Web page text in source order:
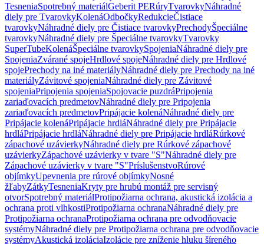
TesneniaSpotrebný materiálGeberit PERúryTvarovkyNáhradné
diely pre TvarovkyKolenáOdbočkyRedukcieČistiace
tvarovkyNáhradné diely pre Čistiace tvarovkyPrechodyŠpeciálne
tvarovkyNáhradné diely pre Špeciálne tvarovkyTvarovky
SuperTubeKolenáŠpeciálne tvarovkySpojeniaNáhradné diely pre
SpojeniaZvárané spojeHrdlové spojeNáhradné diely pre Hrdlové
spojePrechody na iné materiályNáhradné diely pre Prechody na iné
materiályZávitové spojeniaNáhradné diely pre Závitové
spojeniaPripojenia spojeniaSpojovacie puzdráPripojenia
zariaďovacích predmetovNáhradné diely pre Pripojenia
zariaďovacích predmetovPripájacie kolenáNáhradné diely pre
Pripájacie kolenáPripájacie hrdláNáhradné diely pre Pripájacie
hrdláPripájacie hrdláNáhradné diely pre Pripájacie hrdláRúrkové
zápachové uzávierkyNáhradné diely pre Rúrkové zápachové
uzávierkyZápachové uzávierky v tvare "S"Náhradné diely pre
Zápachové uzávierky v tvare "S"PríslušenstvoRúrové
objímkyUpevnenia pre rúrové objímkyNosné
žľabyZátkyTesneniaKryty pre hrubú montáž pre servisný
otvorSpotrebný materiálProtipožiarna ochrana, akustická izolácia a
ochrana proti vlhkostiProtipožiarna ochranaNáhradné diely pre
Protipožiarna ochranaProtipožiarna ochrana pre odvodňovacie
systémyNáhradné diely pre Protipožiarna ochrana pre odvodňovacie
systémyAkustická izoláciaIzolácie pre zníženie hluku šíreného